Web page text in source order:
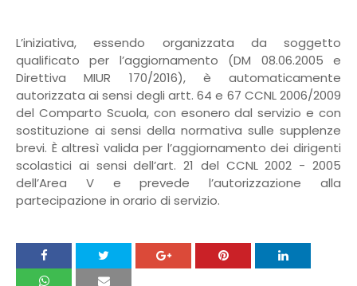
L’iniziativa, essendo organizzata da soggetto
qualificato per l’aggiornamento (DM 08.06.2005 e
Direttiva MIUR 170/2016), è automaticamente
autorizzata ai sensi degli artt. 64 e 67 CCNL 2006/2009
del Comparto Scuola, con esonero dal servizio e con
sostituzione ai sensi della normativa sulle supplenze
brevi. È altresì valida per l’aggiornamento dei dirigenti
scolastici ai sensi dell’art. 21 del CCNL 2002 - 2005
dell’Area V e prevede l’autorizzazione alla
partecipazione in orario di servizio.